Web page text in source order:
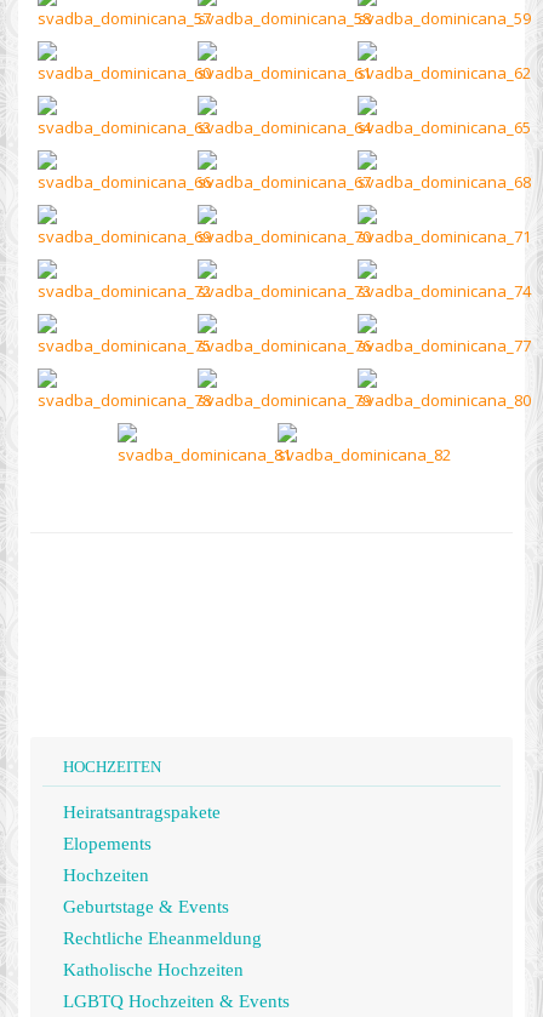
HOCHZEITEN
Heiratsantragspakete
Elopements
Hochzeiten
Geburtstage & Events
Rechtliche Eheanmeldung
Katholische Hochzeiten
LGBTQ Hochzeiten & Events